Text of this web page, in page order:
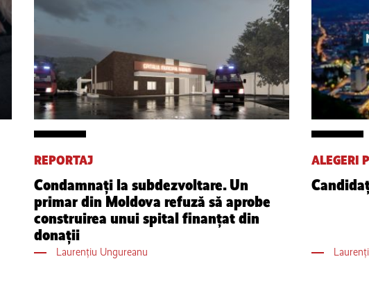
REPORTAJ
Condamnaţi la subdezvoltare. Un
primar din Moldova refuză să aprobe
construirea unui spital finanțat din
donaţii
Laurențiu Ungureanu
ALEGERI